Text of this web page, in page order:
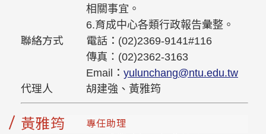
相關事宜。
6.育成中心各類行政報告彙整。
聯絡方式
電話：(02)2369-9141#116
傳真：(02)2362-3163
Email： yulunchang@ntu.edu.tw
代理人
胡建強、黃雅筠
黃雅筠 專任助理